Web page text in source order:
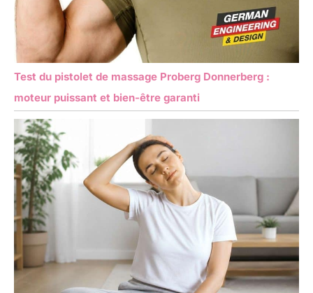
Test du pistolet de massage Proberg Donnerberg :
moteur puissant et bien-être garanti